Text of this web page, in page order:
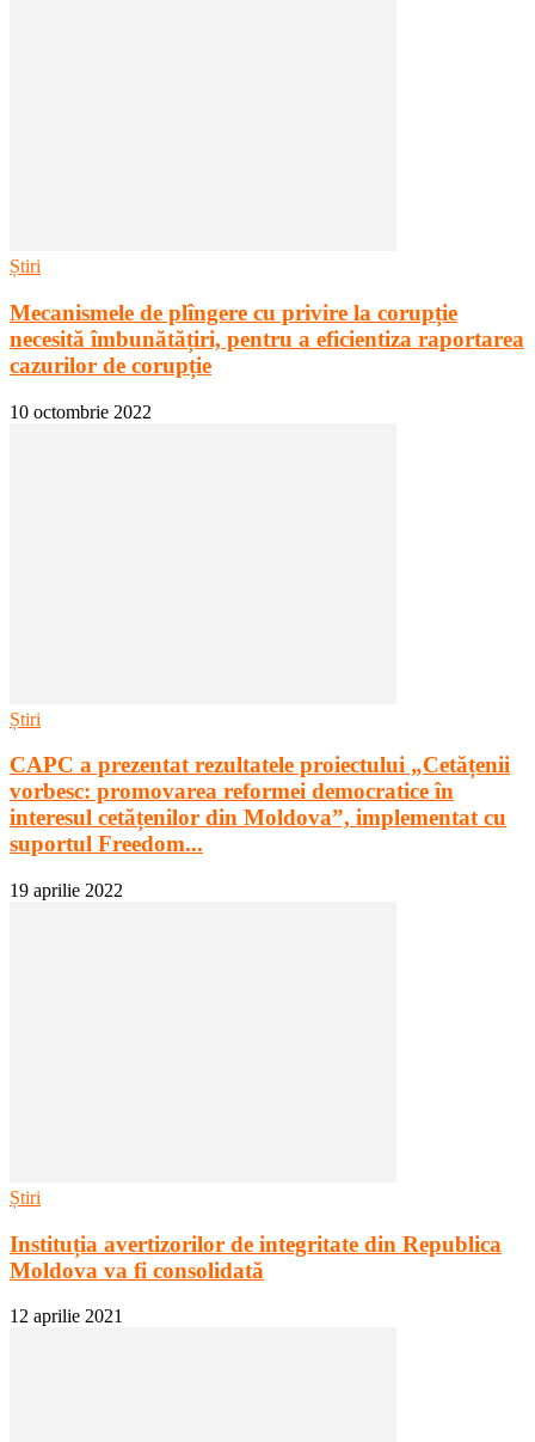
Știri
Mecanismele de plîngere cu privire la corupție
necesită îmbunătățiri, pentru a eficientiza raportarea
cazurilor de corupție
10 octombrie 2022
Știri
CAPC a prezentat rezultatele proiectului „Cetățenii
vorbesc: promovarea reformei democratice în
interesul cetățenilor din Moldova”, implementat cu
suportul Freedom...
19 aprilie 2022
Știri
Instituția avertizorilor de integritate din Republica
Moldova va fi consolidată
12 aprilie 2021